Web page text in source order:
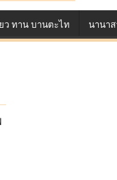
ว ทาน บานตะไท นานา